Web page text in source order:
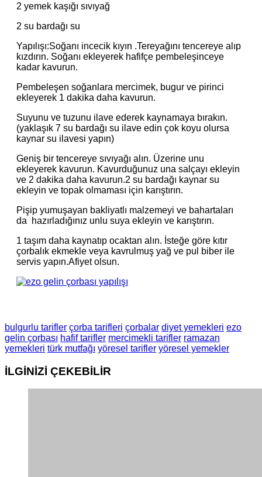
2 yemek kaşığı sıvıyağ
2 su bardağı su
Yapılışı:Soğanı incecik kıyın .Tereyağını tencereye alıp
kızdırın. Soğanı ekleyerek hafifçe pembeleşinceye
kadar kavurun.
Pembeleşen soğanlara mercimek, bugur ve pirinci
ekleyerek 1 dakika daha kavurun.
Suyunu ve tuzunu ilave ederek kaynamaya bırakın.
(yaklaşık 7 su bardağı su ilave edin çok koyu olursa
kaynar su ilavesi yapın)
Geniş bir tencereye sıvıyağı alın. Üzerine unu
ekleyerek kavurun. Kavurduğunuz una salçayı ekleyin
ve 2 dakika daha kavurun.2 su bardağı kaynar su
ekleyin ve topak olmaması için karıştırın.
Pişip yumuşayan bakliyatlı malzemeyi ve bahartaları
da hazırladığınız unlu suya ekleyin ve karıştırın.
1 taşım daha kaynatıp ocaktan alın. İsteğe göre kıtır
çorbalık ekmekle veya kavrulmuş yağ ve pul biber ile
servis yapın.Afiyet olsun.
bulgurlu tarifler çorba tarifleri çorbalar diyet yemekleri ezo
gelin çorbası hafif tarifler mercimekli tarifler ramazan
yemekleri türk mutfağı yöresel tarifler yöresel yemekler
İLGİNİZİ ÇEKEBİLİR